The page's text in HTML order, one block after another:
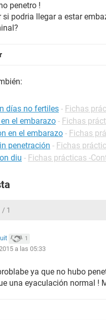
penetro !
si podria llegar a estar
días no fertiles - Fichas
el embarazo - Fichas
en el embarazo - Fichas
penetración - Fichas
diu - Fichas prácticas -
/ 1
1
a las 05:33
ya que no hubo
una eyaculación normal !